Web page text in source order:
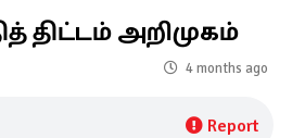
திட்டம் அறிமுகம்
4 months ago
Report